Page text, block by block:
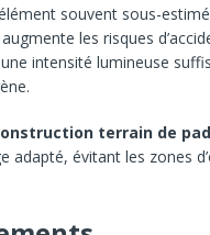
souvent sous-
les risques
intensité lumineuse
terrain de
adapté, évitant les zones